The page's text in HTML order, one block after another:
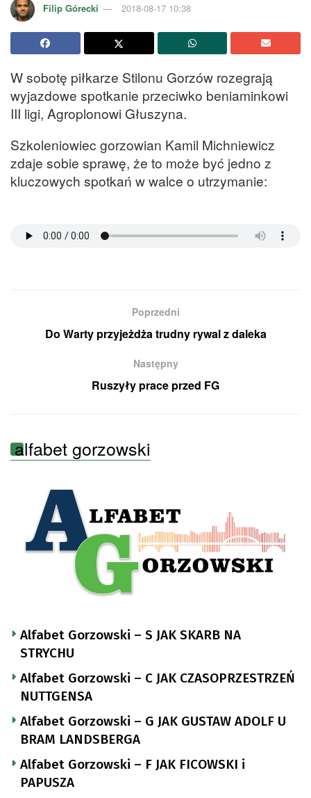
Filip Górecki 2018-08-17 10:38
W sobotę piłkarze Stilonu Gorzów rozegrają
wyjazdowe spotkanie przeciwko beniaminkowi
III ligi, Agroplonowi Głuszyna.
Szkoleniowiec gorzowian Kamil Michniewicz
zdaje sobie sprawę, że to może być jedno z
kluczowych spotkań w walce o utrzymanie:
Poprzedni
Do Warty przyjeżdża trudny rywal z daleka
Następny
Ruszyły prace przed FG
alfabet gorzowski
Alfabet Gorzowski – S JAK SKARB NA
STRYCHU
Alfabet Gorzowski – C JAK CZASOPRZESTRZEŃ
NUTTGENSA
Alfabet Gorzowski – G JAK GUSTAW ADOLF U
BRAM LANDSBERGA
Alfabet Gorzowski – F JAK FICOWSKI i
PAPUSZA